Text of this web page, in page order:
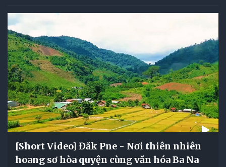
[Short Video] Đăk Pne - Nơi thiên nhiên
hoang sơ hòa quyện cùng văn hóa Ba Na